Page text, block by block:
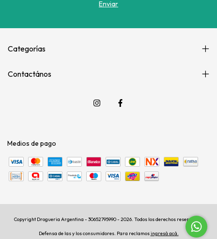
Categorías
Contactános
Medios de pago
Copyright Drogueria Argentina - 30652795990 - 2026. Todos los derechos reservados.
Defensa de las y los consumidores. Para reclamosingresá acá.